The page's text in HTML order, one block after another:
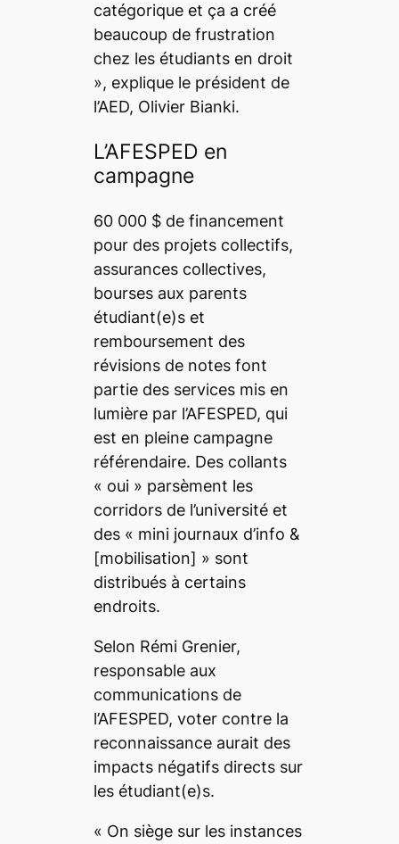
catégorique et ça a créé
beaucoup de frustration
chez les étudiants en droit
», explique le président de
l’AED, Olivier Bianki.
L’AFESPED en
campagne
60 000 $ de financement
pour des projets collectifs,
assurances collectives,
bourses aux parents
étudiant(e)s et
remboursement des
révisions de notes font
partie des services mis en
lumière par l’AFESPED, qui
est en pleine campagne
référendaire. Des collants
« oui » parsèment les
corridors de l’université et
des « mini journaux d’info &
[mobilisation] » sont
distribués à certains
endroits.
Selon Rémi Grenier,
responsable aux
communications de
l’AFESPED, voter contre la
reconnaissance aurait des
impacts négatifs directs sur
les étudiant(e)s.
« On siège sur les instances